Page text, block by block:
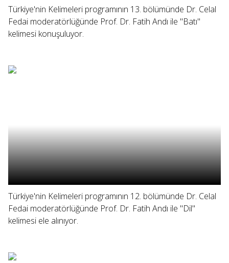
Türkiye'nin Kelimeleri programının 13. bölümünde Dr. Celal
Fedai moderatörlüğünde Prof. Dr. Fatih Andı ile "Batı"
kelimesi konuşuluyor.
Türkiye'nin Kelimeleri programının 12. bölümünde Dr. Celal
Fedai moderatörlüğünde Prof. Dr. Fatih Andı ile "Dil"
kelimesi ele alınıyor.